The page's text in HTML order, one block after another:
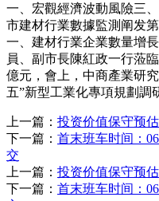
一、宏觀經濟波動風險三
市建材行業數據監測阐发
一、建材行業企業數量增
員、副市長陳紅政一行蒞
億元，會上，中商產業研
五”新型工業化專項規劃調
上一篇： 投资价值保守预
下一篇： 首末班车时间：
交
上一篇： 投资价值保守预
下一篇： 首末班车时间：